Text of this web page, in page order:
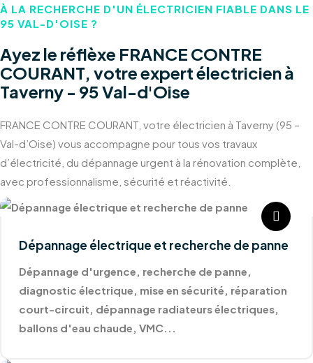
À LA RECHERCHE D'UN ÉLECTRICIEN FIABLE DANS LE
95 VAL-D'OISE ?
Ayez le réflèxe FRANCE CONTRE
COURANT, votre expert électricien à
Taverny - 95 Val-d'Oise
FRANCE CONTRE COURANT, votre électricien à Taverny (95 –
Val-d’Oise) vous accompagne pour tous vos travaux
d’électricité, du dépannage urgent à la rénovation complète,
avec professionnalisme, sécurité et réactivité.
Dépannage électrique et recherche de panne
Dépannage d'urgence, recherche de panne,
diagnostic électrique, mise en sécurité, réparation
court-circuit, dépannage radiateurs électriques,
ballons d'eau chaude, VMC...